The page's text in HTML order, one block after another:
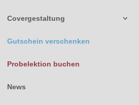
Covergestaltung
Gutschein verschenken
Probelektion buchen
News